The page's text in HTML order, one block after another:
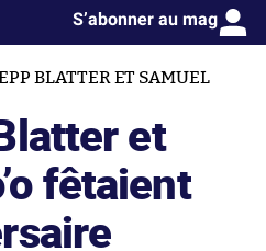
S’abonner au mag
BLATTER ET SAMUEL
et
fêtaient